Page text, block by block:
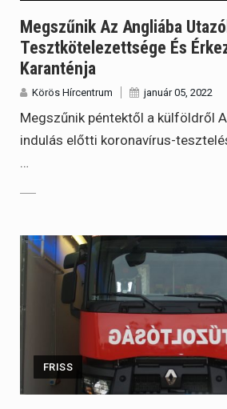
Megszűnik Az Angliába
Tesztkötelezettsége És
Karanténja
Körös Hírcentrum január 05, 2022
Megszűnik péntektől a külföldről
indulás előtti koronavírus-
…
FRISS